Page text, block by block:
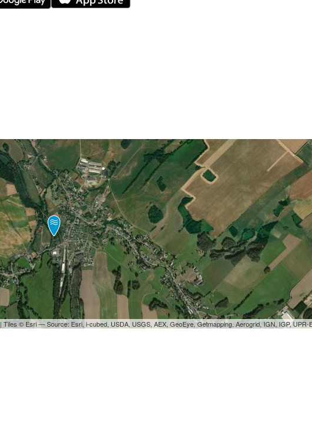
| Tiles © Esri — Source: Esri, i-cubed, USDA, USGS, AEX, GeoEye, Getmapping, Aerogrid, IGN, IGP, UPR-